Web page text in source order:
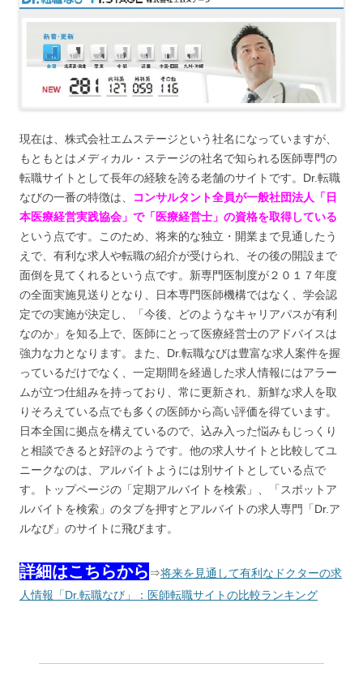
現在は、株式会社エムステージという社名になっていますが、
もともとはメディカル・ステージの社名で知られる医師専門の
転職サイトとして長年の経験を誇る老舗のサイトです。Dr.転職
なびの一番の特徴は、
コンサルタント全員が一般社団法人「日
本医療経営実践協会」で「医療経営士」の資格を取得している
という点です。このため、将来的な独立・開業まで見通したう
えで、有利な求人や転職の紹介が受けられ、その後の開設まで
面倒を見てくれるという点です。新専門医制度が２０１７年度
の全面実施見送りとなり、日本専門医師機構ではなく、学会認
定での実施が決定し、「今後、どのようなキャリアパスが有利
なのか」を知る上で、医師にとって医療経営士のアドバイスは
強力な力となります。また、Dr.転職なびは豊富な求人案件を握
っているだけでなく、一定期間を経過した求人情報にはアラー
ムが立つ仕組みを持っており、常に更新され、新鮮な求人を取
りそろえている点でも多くの医師から高い評価を得ています。
日本全国に拠点を構えているので、込み入った悩みもじっくり
と相談できると好評のようです。他の求人サイトと比較してユ
ニークなのは、アルバイトようには別サイトとしている点で
す。トップページの「定期アルバイトを検索」、「スポットア
ルバイトを検索」のタブを押すとアルバイトの求人専門「Dr.ア
ルなび」のサイトに飛びます。
詳細はこちらから ⇒将来を見通して有利なドクターの求
人情報「Dr.転職なび」：医師転職サイトの比較ランキング